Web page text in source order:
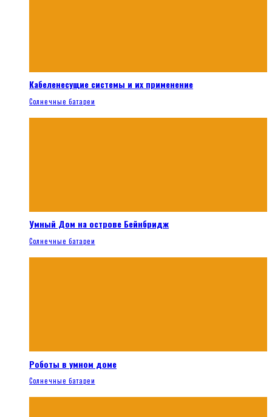
Кабеленесущие системы и их применение
Солнечные батареи
Умный Дом на острове Бейнбридж
Солнечные батареи
Роботы в умном доме
Солнечные батареи